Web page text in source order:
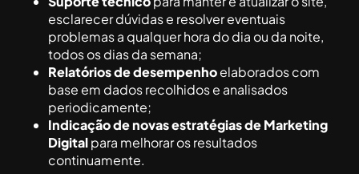
esclarecer dúvidas e resolver eventuais
problemas a qualquer hora do dia ou da noite,
todos os dias da semana;
Relatórios de desempenhoelaborados com
base em dados recolhidos e analisados
periodicamente;
Indicação de novas estratégias de Marketing
Digitalpara melhorar os resultados
continuamente.